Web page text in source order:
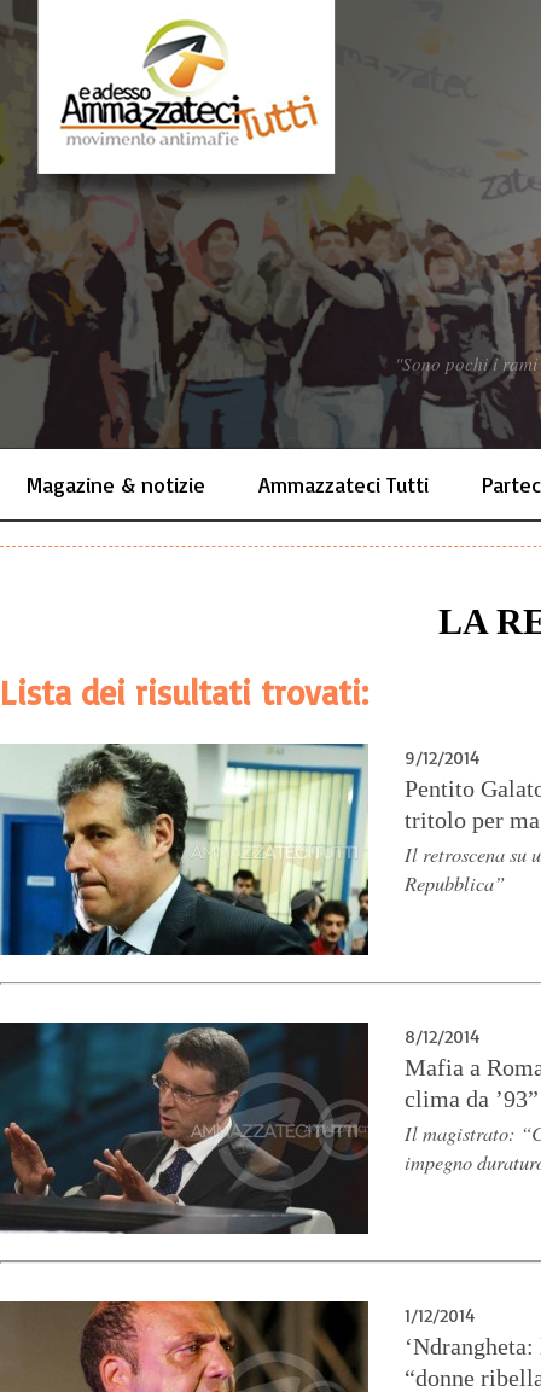
"Sono pochi i
Magazine & notizie Ammazzateci Tutti
LA
Lista dei risultati trovati:
9/12/2014
Pentito
tritolo per
Il retroscena su
Repubblica”
8/12/2014
Mafia a
clima da ’93”
Il magistrato:
impegno
1/12/2014
“donne